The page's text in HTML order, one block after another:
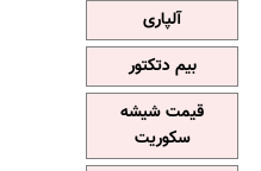
آلپاری
بیم دتکتور
قیمت شیشه
سکوریت